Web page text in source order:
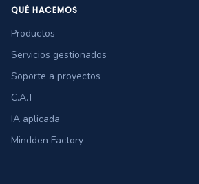
QUÉ HACEMOS
Productos
Servicios gestionados
Soporte a proyectos
C.A.T
IA aplicada
Mindden Factory